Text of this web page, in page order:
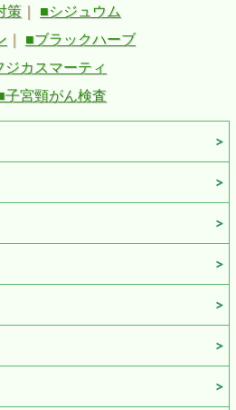
策
■シジュウム
■ブラックハーブ
ジカスマーティ
子宮頸がん検査